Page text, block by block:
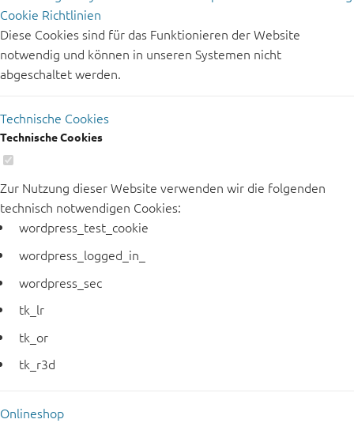
Cookie Richtlinien
Diese Cookies sind für das Funktionieren der Website
notwendig und können in unseren Systemen nicht
abgeschaltet werden.
Technische Cookies
Technische Cookies
Zur Nutzung dieser Website verwenden wir die folgenden
technisch notwendigen Cookies:
wordpress_test_cookie
wordpress_logged_in_
wordpress_sec
tk_lr
tk_or
tk_r3d
Onlineshop